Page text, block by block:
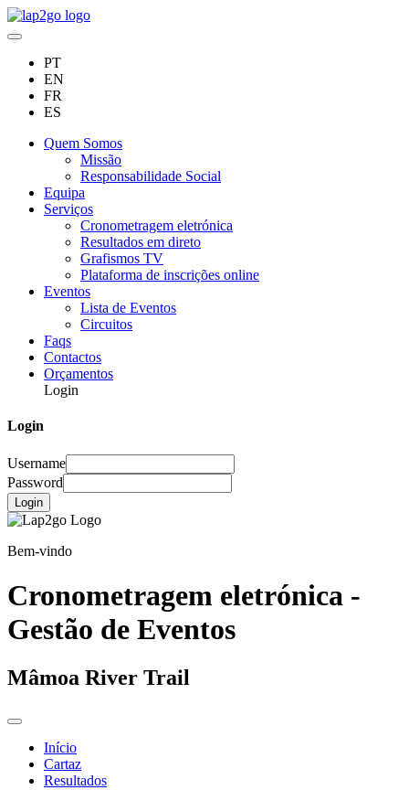
PT
EN
FR
ES
Quem Somos
Missão
Responsabilidade Social
Equipa
Serviços
Cronometragem eletrónica
Resultados em direto
Grafismos TV
Plataforma de inscrições online
Eventos
Lista de Eventos
Circuitos
Faqs
Contactos
Orçamentos
Login
Login
Username
Password
Login
Bem-vindo
Cronometragem eletrónica -
Gestão de Eventos
Mâmoa River Trail
Início
Cartaz
Resultados